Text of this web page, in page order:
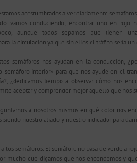
acostumbrados a ver diariamente
vamos conduciendo, encontrar uno en rojo
aunque todos sepamos que tienen
la circulación ya que sin ellos el tráfico sería un
semáforos nos ayudan en la conducción,
semáforo interior» para que nos ayude en el
¿dedicamos tiempo a observar cómo nos
aceptar y comprender mejor aquello que nos
a nosotros mismos en qué color nos
nuestro aliado y nuestro indicador para
los semáforos. El semáforo no pasa de verde a
mucho que digamos que nos encendemos y